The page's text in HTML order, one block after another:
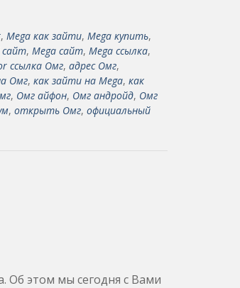
, Mega как зайти, Mega купить,
сайт, Mega сайт, Mega ссылка,
ссылка Омг, адрес Омг,
Омг, как зайти на Mega, как
, Омг айфон, Омг андройд, Омг
, открыть Омг, официальный
Об этом мы сегодня с Вами